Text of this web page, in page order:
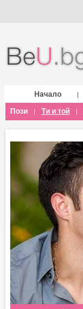
Начало |
Пози | Ти и той |